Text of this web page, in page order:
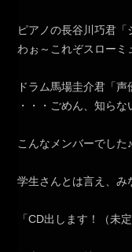
ピアノの長谷川巧君「
わぉ～これぞスロー
ドラム馬場圭介君「
・・・ごめん、知らな
こんなメンバーでした♪
学生さんとは言え、み
「CD出します！（未